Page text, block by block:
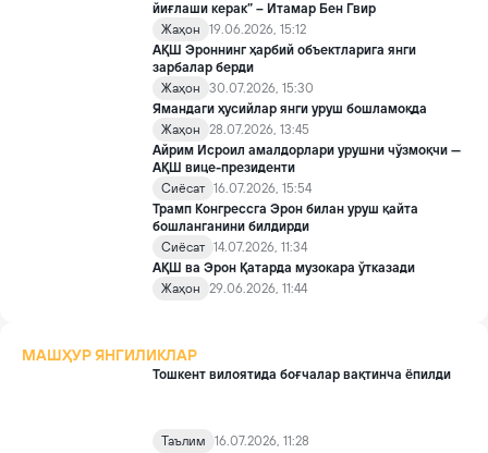
йиғлаши керак” – Итамар Бен Гвир
Жаҳон
19.06.2026, 15:12
АҚШ Эроннинг ҳарбий объектларига янги
зарбалар берди
Жаҳон
30.07.2026, 15:30
Ямандаги ҳусийлар янги уруш бошламоқда
Жаҳон
28.07.2026, 13:45
Айрим Исроил амалдорлари урушни чўзмоқчи —
АҚШ вице-президенти
Сиёсат 16.07.2026, 15:54
Трамп Конгрессга Эрон билан уруш қайта
бошланганини билдирди
Сиёсат 14.07.2026, 11:34
АҚШ ва Эрон Қатарда музокара ўтказади
Жаҳон
29.06.2026, 11:44
МАШҲУР ЯНГИЛИКЛАР
Тошкент вилоятида боғчалар вақтинча ёпилди
Таълим
16.07.2026, 11:28